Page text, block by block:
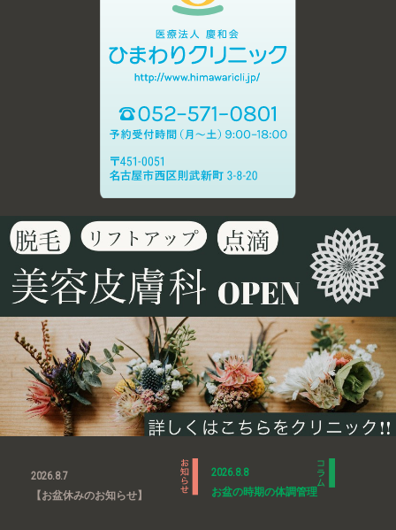
2026.8.7
【お盆休みのお知らせ】
2026.8.8
お盆の時期の体調管理